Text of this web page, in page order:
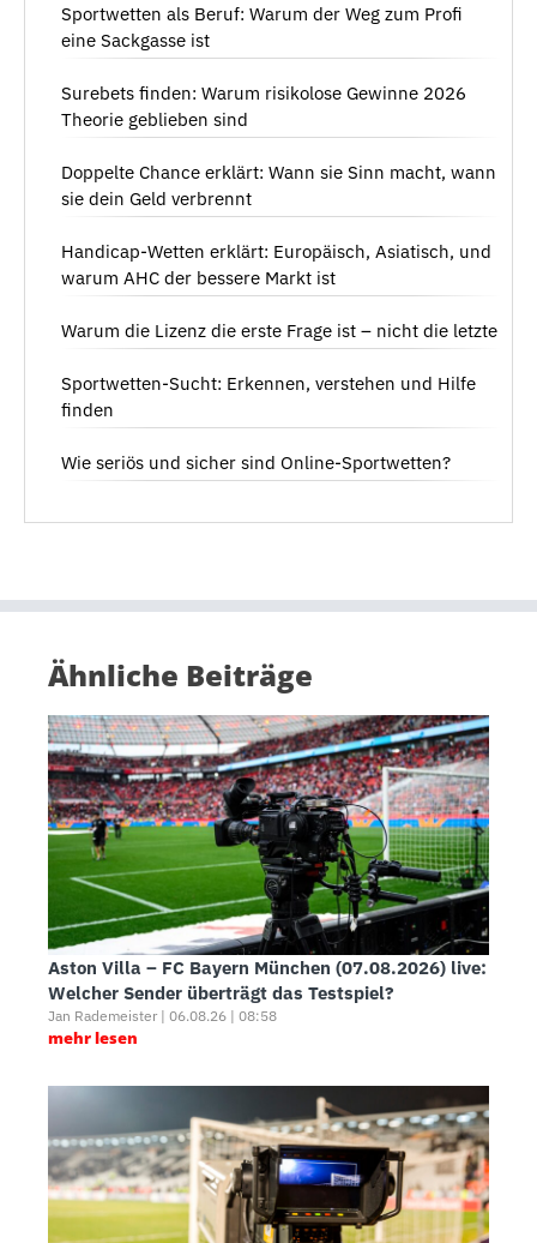
Sportwetten als Beruf: Warum der Weg zum Profi
eine Sackgasse ist
Surebets finden: Warum risikolose Gewinne 2026
Theorie geblieben sind
Doppelte Chance erklärt: Wann sie Sinn macht, wann
sie dein Geld verbrennt
Handicap-Wetten erklärt: Europäisch, Asiatisch, und
warum AHC der bessere Markt ist
Warum die Lizenz die erste Frage ist – nicht die letzte
Sportwetten-Sucht: Erkennen, verstehen und Hilfe
finden
Wie seriös und sicher sind Online-Sportwetten?
Ähnliche Beiträge
Aston Villa – FC Bayern München (07.08.2026) live:
Welcher Sender überträgt das Testspiel?
Jan Rademeister | 06.08.26 | 08:58
mehr lesen